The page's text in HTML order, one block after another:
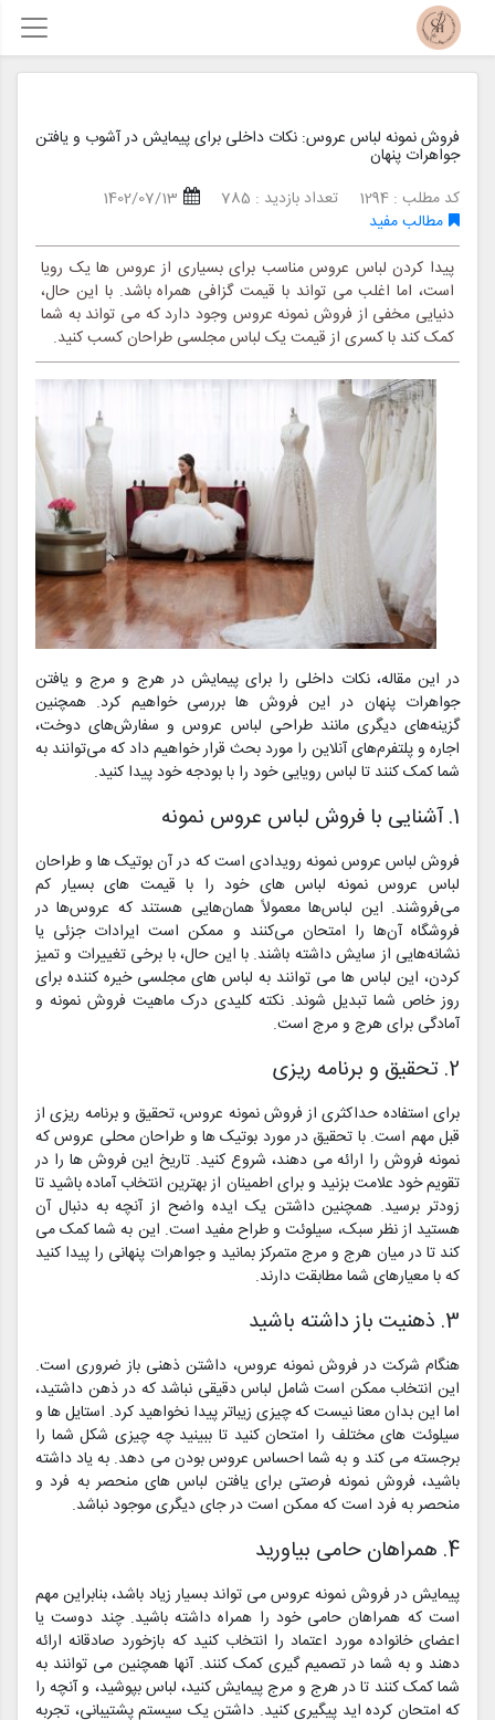
فروش نمونه لباس عروس: نکات داخلی برای پیمایش در آشوب و یافتن
جواهرات پنهان
کد مطلب : 1294
تعداد بازدید : 785
1402/07/13
مطالب مفید
پیدا کردن لباس عروس مناسب برای بسیاری از عروس ها یک رویا
است، اما اغلب می تواند با قیمت گزافی همراه باشد. با این حال،
دنیایی مخفی از فروش نمونه عروس وجود دارد که می تواند به شما
کمک کند با کسری از قیمت یک لباس مجلسی طراحان کسب کنید.
در این مقاله، نکات داخلی را برای پیمایش در هرج و مرج و یافتن
جواهرات پنهان در این فروش ها بررسی خواهیم کرد. همچنین
گزینه‌های دیگری مانند طراحی لباس عروس و سفارش‌های دوخت،
اجاره و پلتفرم‌های آنلاین را مورد بحث قرار خواهیم داد که می‌توانند به
شما کمک کنند تا لباس رویایی خود را با بودجه خود پیدا کنید.
1. آشنایی با فروش لباس عروس نمونه
فروش لباس عروس نمونه رویدادی است که در آن بوتیک ها و طراحان
لباس عروس نمونه لباس های خود را با قیمت های بسیار کم
می‌فروشند. این لباس‌ها معمولاً همان‌هایی هستند که عروس‌ها در
فروشگاه آن‌ها را امتحان می‌کنند و ممکن است ایرادات جزئی یا
نشانه‌هایی از سایش داشته باشند. با این حال، با برخی تغییرات و تمیز
کردن، این لباس ها می توانند به لباس های مجلسی خیره کننده برای
روز خاص شما تبدیل شوند. نکته کلیدی درک ماهیت فروش نمونه و
آمادگی برای هرج و مرج است.
2. تحقیق و برنامه ریزی
برای استفاده حداکثری از فروش نمونه عروس، تحقیق و برنامه ریزی از
قبل مهم است. با تحقیق در مورد بوتیک ها و طراحان محلی عروس که
نمونه فروش را ارائه می دهند، شروع کنید. تاریخ این فروش ها را در
تقویم خود علامت بزنید و برای اطمینان از بهترین انتخاب آماده باشید تا
زودتر برسید. همچنین داشتن یک ایده واضح از آنچه به دنبال آن
هستید از نظر سبک، سیلوئت و طراح مفید است. این به شما کمک می
کند تا در میان هرج و مرج متمرکز بمانید و جواهرات پنهانی را پیدا کنید
که با معیارهای شما مطابقت دارند.
3. ذهنیت باز داشته باشید
هنگام شرکت در فروش نمونه عروس، داشتن ذهنی باز ضروری است.
این انتخاب ممکن است شامل لباس دقیقی نباشد که در ذهن داشتید،
اما این بدان معنا نیست که چیزی زیباتر پیدا نخواهید کرد. استایل ها و
سیلوئت های مختلف را امتحان کنید تا ببینید چه چیزی شکل شما را
برجسته می کند و به شما احساس عروس بودن می دهد. به یاد داشته
باشید، فروش نمونه فرصتی برای یافتن لباس های منحصر به فرد و
منحصر به فرد است که ممکن است در جای دیگری موجود نباشد.
4. همراهان حامی بیاورید
پیمایش در فروش نمونه عروس می تواند بسیار زیاد باشد، بنابراین مهم
است که همراهان حامی خود را همراه داشته باشید. چند دوست یا
اعضای خانواده مورد اعتماد را انتخاب کنید که بازخورد صادقانه ارائه
دهند و به شما در تصمیم گیری کمک کنند. آنها همچنین می توانند به
شما کمک کنند تا در هرج و مرج پیمایش کنید، لباس بپوشید، و آنچه را
که امتحان کرده اید پیگیری کنید. داشتن یک سیستم پشتیبانی، تجربه